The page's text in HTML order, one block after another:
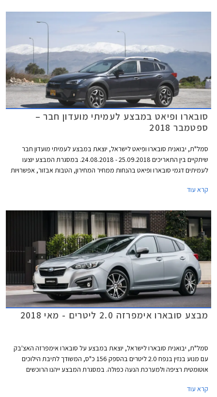
סובארו ופיאט במבצע לעמיתי מועדון חבר –
ספטמבר 2018
סמל"ת, יבואנית סובארו ופיאט לישראל, יוצאת במבצע לעמיתי מועדון חבר
שיתקיים בין התאריכים 25.09.2018 - 24.08.2018. במסגרת המבצע יוצעו
לעמיתים דגמי סובארו ופיאט בהנחות ממחיר המחירון, הטבות אבזור, אפשרויות
המבצע יתקיים בכל סוכנויות פיאט וסובארו ברחבי הארץ, וגם ביריד מועדון חבר
קרא עוד
מבצע סובארו אימפרזה 2.0 ליטרים - מאי 2018
סמל"ת, יבואנית סובארו לישראל, יוצאת במבצע על סובארו אימפרזה האצ'בק
עם מנוע בנזין בנפח 2.0 ליטרים בהספק 156 כ"ס, המשודך לתיבת הילוכים
אוטומטית רציפה ולמערכת הנעה כפולה. במסגרת המבצע ייהנו הרוכשים
קרא עוד